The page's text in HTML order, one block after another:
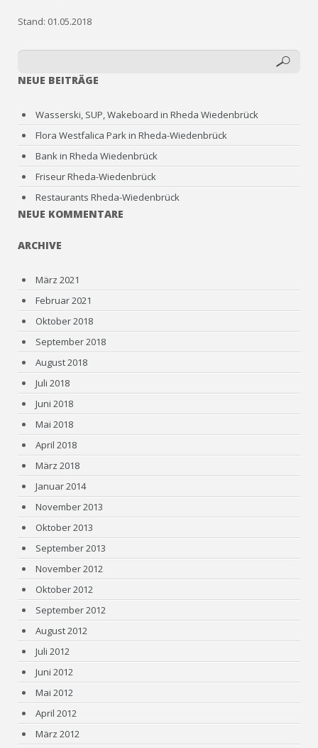
Stand: 01.05.2018
NEUE BEITRÄGE
Wasserski, SUP, Wakeboard in Rheda Wiedenbrück
Flora Westfalica Park in Rheda-Wiedenbrück
Bank in Rheda Wiedenbrück
Friseur Rheda-Wiedenbrück
Restaurants Rheda-Wiedenbrück
NEUE KOMMENTARE
ARCHIVE
März 2021
Februar 2021
Oktober 2018
September 2018
August 2018
Juli 2018
Juni 2018
Mai 2018
April 2018
März 2018
Januar 2014
November 2013
Oktober 2013
September 2013
November 2012
Oktober 2012
September 2012
August 2012
Juli 2012
Juni 2012
Mai 2012
April 2012
März 2012